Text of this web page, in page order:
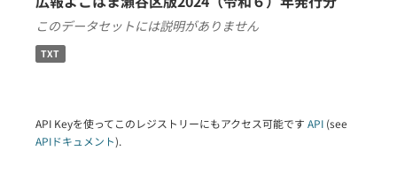
このデータセットには説明がありません
TXT
API Keyを使ってこのレジストリーにもアクセス可能です API (see
APIドキュメント).